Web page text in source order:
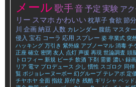
メール歌手音予定 実験 ア
リー スマホ かわいい 枕草子 食欲 節分
川 企画 納豆 人数 カレンダー 腹筋 マスター
侵入 宝石 コーラ 応用 スプレー 姿 卒業式 突
ハッキング 万引き 紫外線 アブノーマル 消毒 チ
正座 確立 密閉 友人 点灯 声援 再現 世論調査 頭
トロフィー 新規 ビーチ 飲酒 下剤 需要 濃い 録画
リア 電マ プロデュース 少し 慣性 スゴロク 同伴
覧 ボジョレーヌーボー 幻グループ テレアポ 定
チヤホヤ 全面 指紋 原付き 残酷 ギリシャ ベッド